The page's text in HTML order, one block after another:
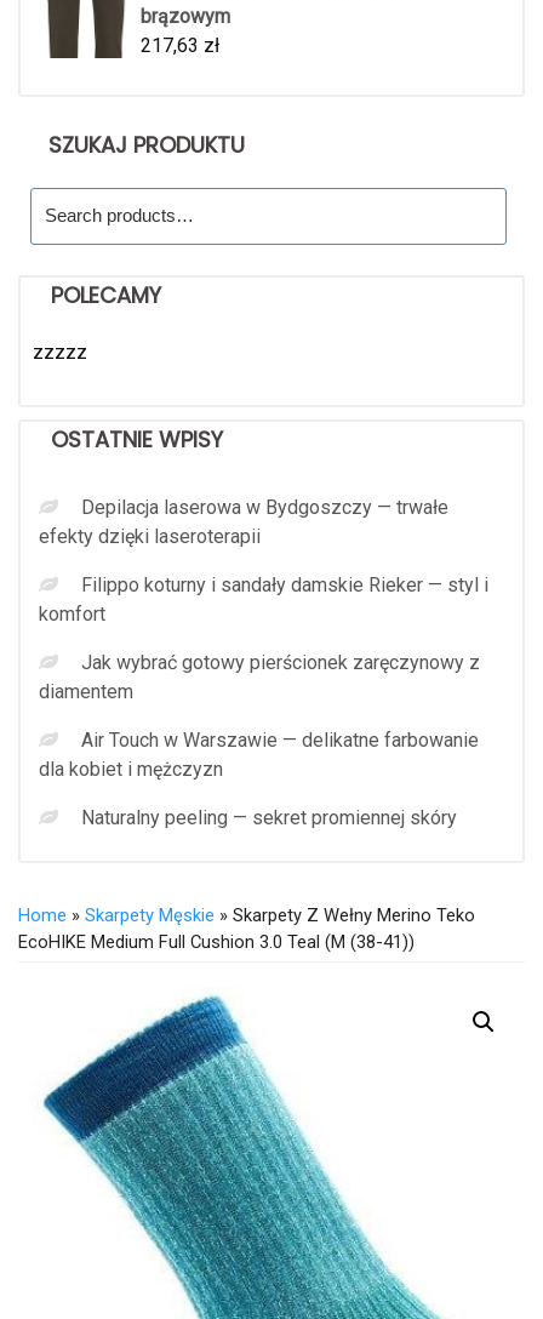
brązowym
217,63 zł
SZUKAJ PRODUKTU
for:
POLECAMY
zzzzz
OSTATNIE WPISY
Depilacja laserowa w Bydgoszczy — trwałe
efekty dzięki laseroterapii
Filippo koturny i sandały damskie Rieker — styl i
komfort
Jak wybrać gotowy pierścionek zaręczynowy z
diamentem
Air Touch w Warszawie — delikatne farbowanie
dla kobiet i mężczyzn
Naturalny peeling — sekret promiennej skóry
Home » Skarpety Męskie » Skarpety Z Wełny Merino Teko
EcoHIKE Medium Full Cushion 3.0 Teal (M (38-41))